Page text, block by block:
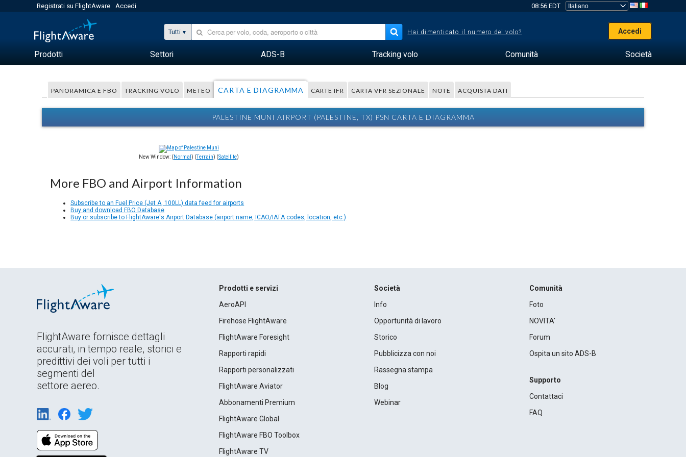
Registrati su FlightAware Accedi 08:56 EDT
Tutti Hai dimenticato il numero del volo? Accedi
Prodotti Settori ADS-B Tracking volo Comunità Società
PANORAMICA E FBO TRACKING VOLO METEO CARTA E DIAGRAMMA CARTE IFR CARTA VFR SEZIONALE NOTE ACQUISTA DATI
PALESTINE MUNI AIRPORT (PALESTINE, TX) PSN CARTA E DIAGRAMMA
New Window: ( Normal ) (Terrain) (Satellite)
More FBO and Airport Information
Subscribe to an Fuel Price (Jet A, 100LL) data feed for airports
Buy and download FBO Database
Buy or subscribe to FlightAware's Airport Database (airport name, ICAO/IATA codes, location, etc.)
FlightAware fornisce dettagli
accurati, in tempo reale, storici e
predittivi dei voli per tutti i
segmenti del
settore aereo.
Prodotti e servizi
AeroAPI
Firehose FlightAware
FlightAware Foresight
Rapporti rapidi
Rapporti personalizzati
FlightAware Aviator
Abbonamenti Premium
FlightAware Global
FlightAware FBO Toolbox
FlightAware TV
Società
Info
Opportunità di lavoro
Storico
Pubblicizza con noi
Rassegna stampa
Blog
Webinar
Comunità
Foto
NOVITA'
Forum
Ospita un sito ADS-B
Supporto
Contattaci
FAQ